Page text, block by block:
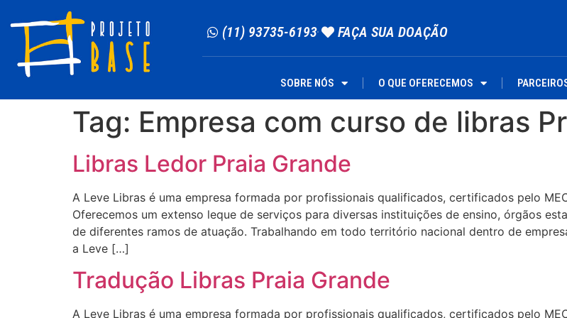
(11) 93735-6193 FAÇA SUA DOAÇÃO
SOBRE NÓS O QUE OFERECEMOS
Tag: Empresa com curso de libras
Libras Ledor Praia Grande
A Leve Libras é uma empresa formada por profissionais qualificados, certificados pelo
Oferecemos um extenso leque de serviços para diversas instituições de ensino, órgãos
de diferentes ramos de atuação. Trabalhando em todo território nacional dentro de
a Leve […]
Tradução Libras Praia Grande
A Leve Libras é uma empresa formada por profissionais qualificados, certificados pelo